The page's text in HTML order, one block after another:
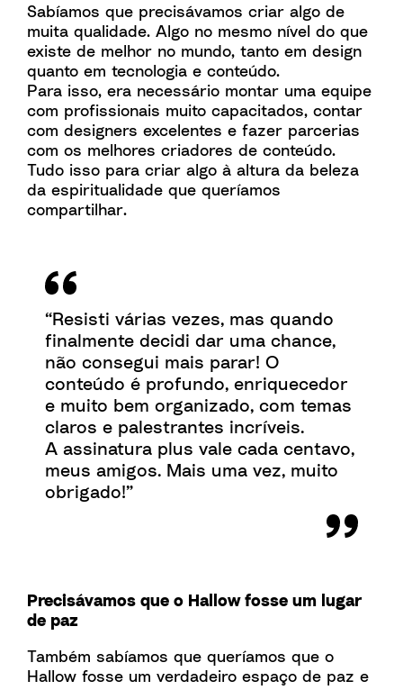
Sabíamos que precisávamos criar algo de
muita qualidade. Algo no mesmo nível do que
existe de melhor no mundo, tanto em design
quanto em tecnologia e conteúdo.
Para isso, era necessário montar uma equipe
com profissionais muito capacitados, contar
com designers excelentes e fazer parcerias
com os melhores criadores de conteúdo.
Tudo isso para criar algo à altura da beleza
da espiritualidade que queríamos
compartilhar.
“Resisti várias vezes, mas quando
finalmente decidi dar uma chance,
não consegui mais parar! O
conteúdo é profundo, enriquecedor
e muito bem organizado, com temas
claros e palestrantes incríveis.
A assinatura plus vale cada centavo,
meus amigos. Mais uma vez, muito
obrigado!”
Precisávamos que o Hallow fosse um lugar
de paz
Também sabíamos que queríamos que o
Hallow fosse um verdadeiro espaço de paz e